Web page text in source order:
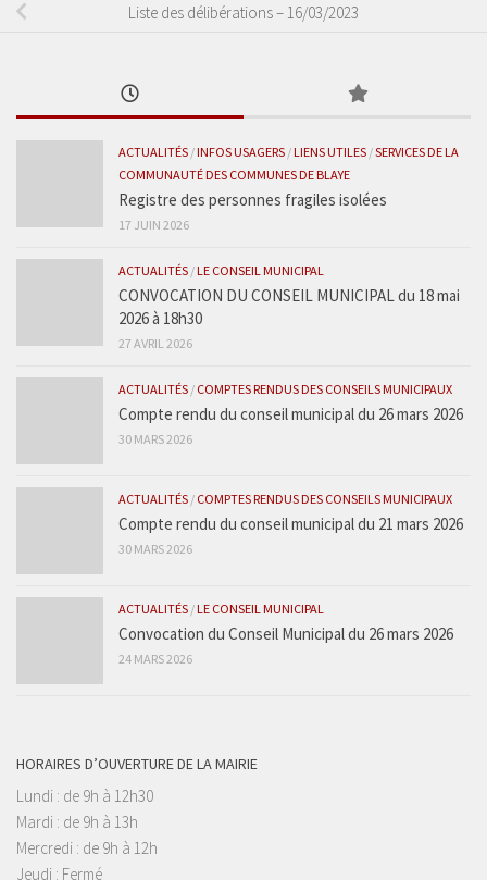
Liste des délibérations – 16/03/2023
ACTUALITÉS /INFOS USAGERS /LIENS UTILES /SERVICES DE LA
COMMUNAUTÉ DES COMMUNES DE BLAYE
Registre des personnes fragiles isolées
17 JUIN 2026
ACTUALITÉS /LE CONSEIL MUNICIPAL
CONVOCATION DU CONSEIL MUNICIPAL du 18 mai
2026 à 18h30
27 AVRIL 2026
ACTUALITÉS / COMPTES RENDUS DES CONSEILS MUNICIPAUX
Compte rendu du conseil municipal du 26 mars 2026
30 MARS 2026
ACTUALITÉS / COMPTES RENDUS DES CONSEILS MUNICIPAUX
Compte rendu du conseil municipal du 21 mars 2026
30 MARS 2026
ACTUALITÉS /LE CONSEIL MUNICIPAL
Convocation du Conseil Municipal du 26 mars 2026
24 MARS 2026
HORAIRES D’OUVERTURE DE LA MAIRIE
Lundi : de 9h à 12h30
Mardi : de 9h à 13h
Mercredi : de 9h à 12h
Jeudi : Fermé